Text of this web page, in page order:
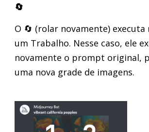
🔄
O 🔄 (rolar novamente) executa
um Trabalho. Nesse caso, ele
novamente o prompt original,
uma nova grade de imagens.